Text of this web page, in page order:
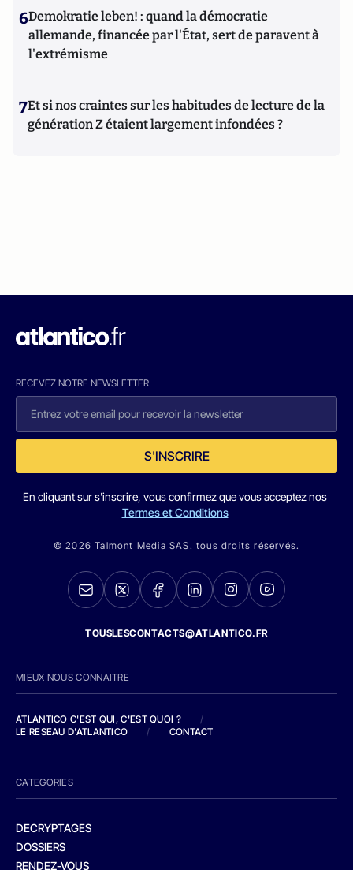
6Demokratie leben! : quand la démocratie
allemande, financée par l'État, sert de paravent à
l'extrémisme
7Et si nos craintes sur les habitudes de lecture de la
génération Z étaient largement infondées ?
RECEVEZ NOTRE NEWSLETTER
S'INSCRIRE
En cliquant sur s'inscrire, vous confirmez que vous acceptez nos
Termes et Conditions
© 2026 Talmont Media SAS. tous droits réservés.
TOUSLESCONTACTS@ATLANTICO.FR
MIEUX NOUS CONNAITRE
ATLANTICO C'EST QUI, C'EST QUOI ?
/
LE RESEAU D'ATLANTICO
/ CONTACT
CATEGORIES
DECRYPTAGES
DOSSIERS
RENDEZ-VOUS